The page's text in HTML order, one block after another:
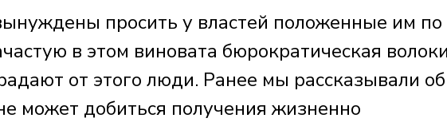
просить у властей положенные им по
в этом виновата бюрократическая
от этого люди. Ранее мы рассказывали об
может добиться получения жизненно